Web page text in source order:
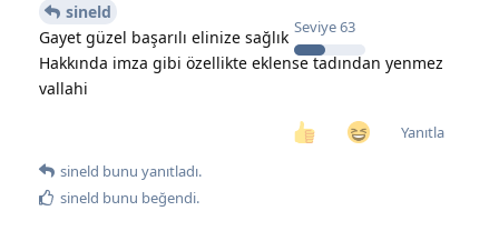
Seviye63
sineld
Gayet güzel başarılı elinize sağlık
Hakkında imza gibi özellikte eklense tadından yenmez
vallahi
Yanıtla
sineld bunu yanıtladı.
sineld bunu beğendi.